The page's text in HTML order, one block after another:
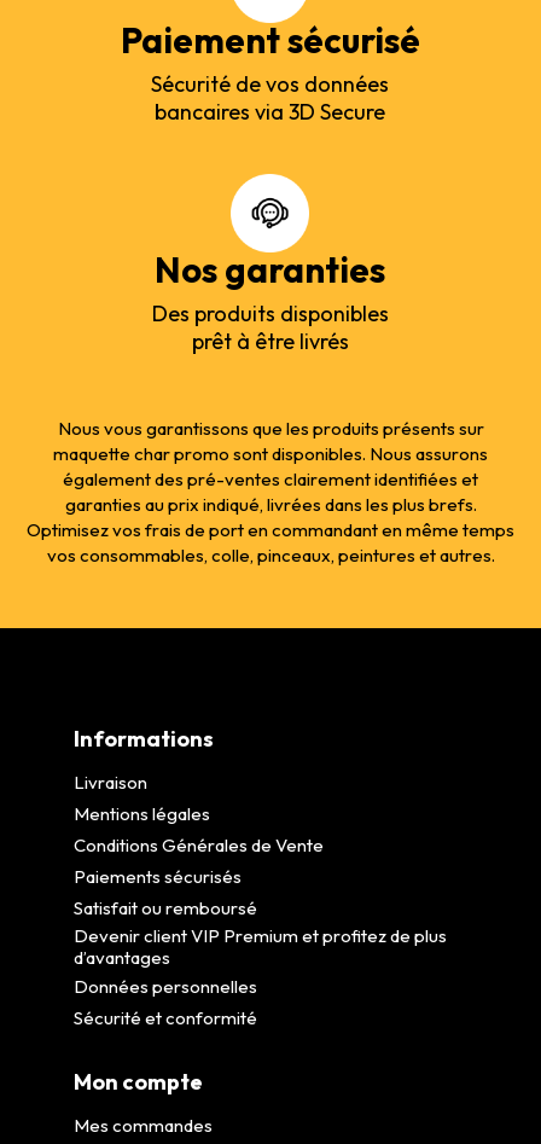
Paiement sécurisé
Sécurité de vos données
bancaires via 3D Secure
Nos garanties
Des produits disponibles
prêt à être livrés
Nous vous garantissons que les produits présents sur
maquette char promo sont disponibles. Nous assurons
également des pré-ventes clairement identifiées et
garanties au prix indiqué, livrées dans les plus brefs.
Optimisez vos frais de port en commandant en même temps
vos consommables, colle, pinceaux, peintures et autres.
Informations
Livraison
Mentions légales
Conditions Générales de Vente
Paiements sécurisés
Satisfait ou remboursé
Devenir client VIP Premium et profitez de plus
d’avantages
Données personnelles
Sécurité et conformité
Mon compte
Mes commandes